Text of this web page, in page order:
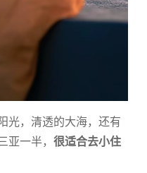
光，清透的大海，还有
一半， 很适合去小住